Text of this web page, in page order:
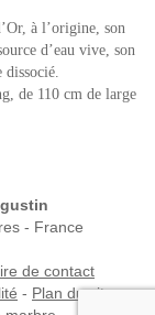
à l’origine, son
d’eau vive, son
dissocié.
de 110 cm de large
- France
de contact
- Plan du site